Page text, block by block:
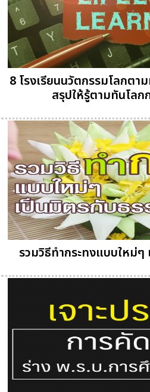
8 โรงเรียนนวัตกรรมโลกต
สรุปให้รู้ตามทันโลก
รวมวิธีทำกระทงแบบใหม่